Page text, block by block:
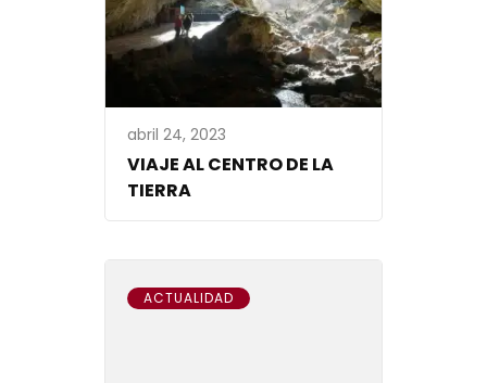
abril 24, 2023
VIAJE AL CENTRO DE LA
TIERRA
ACTUALIDAD